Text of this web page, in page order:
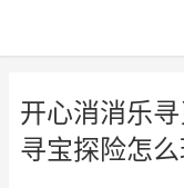
开心消消乐
寻宝探险怎